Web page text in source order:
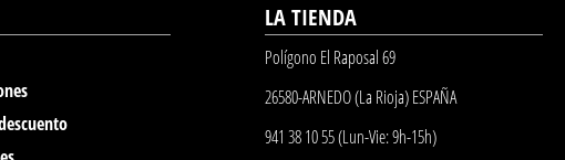
LA TIENDA
Polígono El Raposal 69
26580-ARNEDO (La Rioja) ESPAÑA
941 38 10 55 (Lun-Vie: 9h-15h)